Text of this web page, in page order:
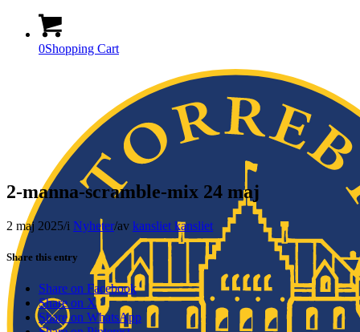
0Shopping Cart
2-manna-scramble-mix 24 maj
2 maj 2025/i Nyheter/av kansliet kansliet
Share this entry
Share on Facebook
Share on X
Share on WhatsApp